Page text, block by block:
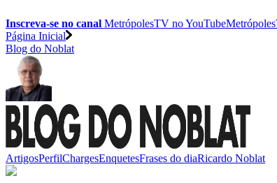
Inscreva-se no canal MetrópolesTV noYouTube
Página Inicial
Blog do Noblat
ArtigosPerfilChargesEnquetesFrases do diaRicardo Noblat